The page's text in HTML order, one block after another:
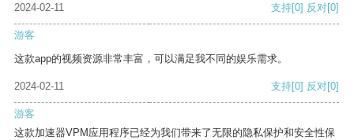
2024-02-11 支持[0] 反对[0]
游客
这款app的视频资源非常丰富，可以满足我不同的娱乐需求。
2024-02-11 支持[0] 反对[0]
游客
这款加速器VPM应用程序已经为我们带来了无限的隐私保护和安全性保